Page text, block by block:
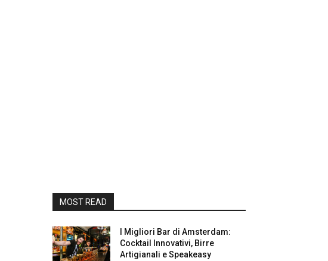
MOST READ
I Migliori Bar di Amsterdam:
Cocktail Innovativi, Birre
Artigianali e Speakeasy